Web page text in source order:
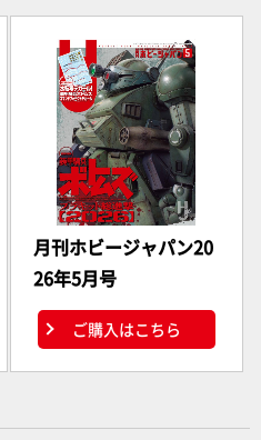
月刊ホビージャパン20
26年5月号
ご購入はこちら